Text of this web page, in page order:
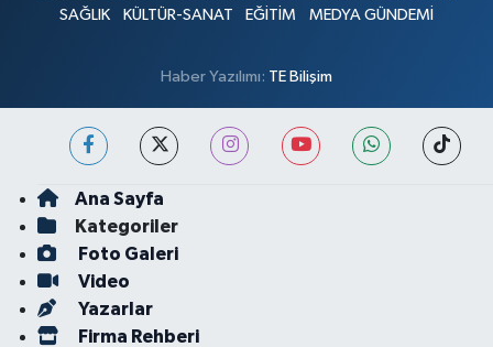
SAĞLIK
KÜLTÜR-SANAT EĞİTİM MEDYA GÜNDEMİ
Haber Yazılımı: TE Bilişim
Ana Sayfa
Kategoriler
Foto Galeri
Video
Yazarlar
Firma Rehberi